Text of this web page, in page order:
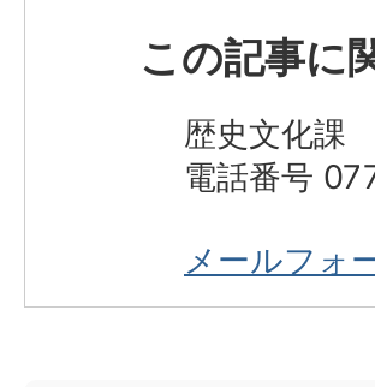
この記事に
歴史文化課
電話番号
メールフォ